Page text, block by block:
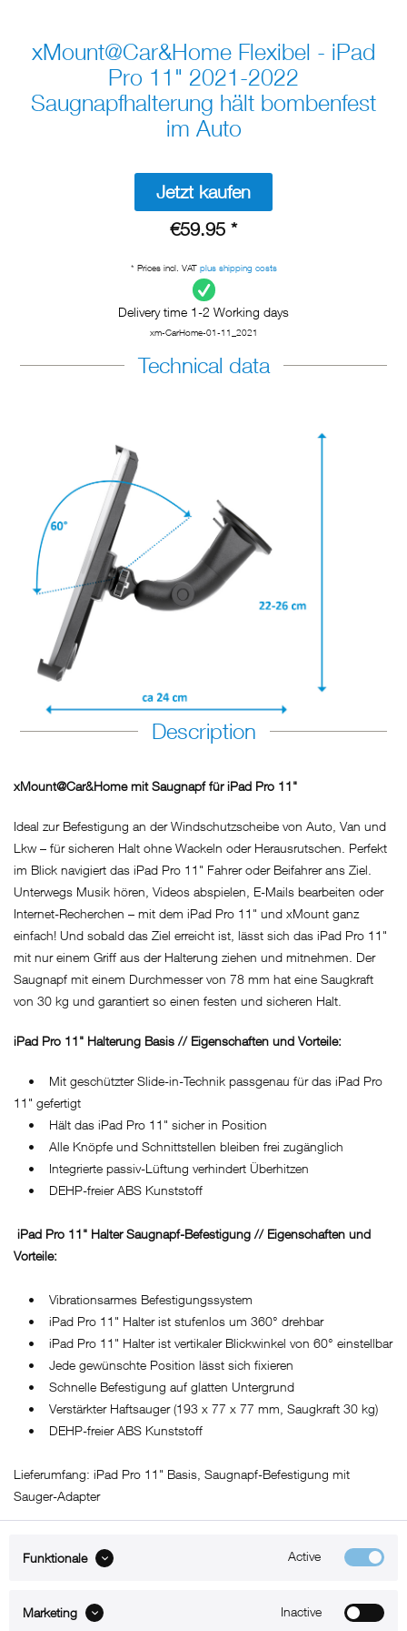
xMount@Car&Home Flexibel - iPad
Pro 11" 2021-2022
Saugnapfhalterung hält bombenfest
im Auto
Jetzt kaufen
€59.95 *
* Prices incl. VAT plus shipping costs
Delivery time 1-2 Working days
xm-CarHome-01-11_2021
Technical data
Description
xMount@Car&Home mit Saugnapf für iPad Pro 11"
Ideal zur Befestigung an der Windschutzscheibe von Auto, Van und
Lkw – für sicheren Halt ohne Wackeln oder Herausrutschen. Perfekt
im Blick navigiert das iPad Pro 11" Fahrer oder Beifahrer ans Ziel.
Unterwegs Musik hören, Videos abspielen, E-Mails bearbeiten oder
Internet-Recherchen – mit dem iPad Pro 11" und xMount ganz
einfach! Und sobald das Ziel erreicht ist, lässt sich das iPad Pro 11"
mit nur einem Griff aus der Halterung ziehen und mitnehmen. Der
Saugnapf mit einem Durchmesser von 78 mm hat eine Saugkraft
von 30 kg und garantiert so einen festen und sicheren Halt.
iPad Pro 11" Halterung Basis // Eigenschaften und Vorteile:
• Mit geschützter Slide-in-Technik passgenau für das iPad Pro
11" gefertigt
• Hält das iPad Pro 11" sicher in Position
• Alle Knöpfe und Schnittstellen bleiben frei zugänglich
• Integrierte passiv-Lüftung verhindert Überhitzen
• DEHP-freier ABS Kunststoff
iPad Pro 11" Halter Saugnapf-Befestigung // Eigenschaften und
Vorteile:
• Vibrationsarmes Befestigungssystem
• iPad Pro 11" Halter ist stufenlos um 360° drehbar
• iPad Pro 11" Halter ist vertikaler Blickwinkel von 60° einstellbar
• Jede gewünschte Position lässt sich fixieren
• Schnelle Befestigung auf glatten Untergrund
• Verstärkter Haftsauger (193 x 77 x 77 mm, Saugkraft 30 kg)
• DEHP-freier ABS Kunststoff
Lieferumfang: iPad Pro 11" Basis, Saugnapf-Befestigung mit
Sauger-Adapter
Funktionale Active
Marketing Inactive